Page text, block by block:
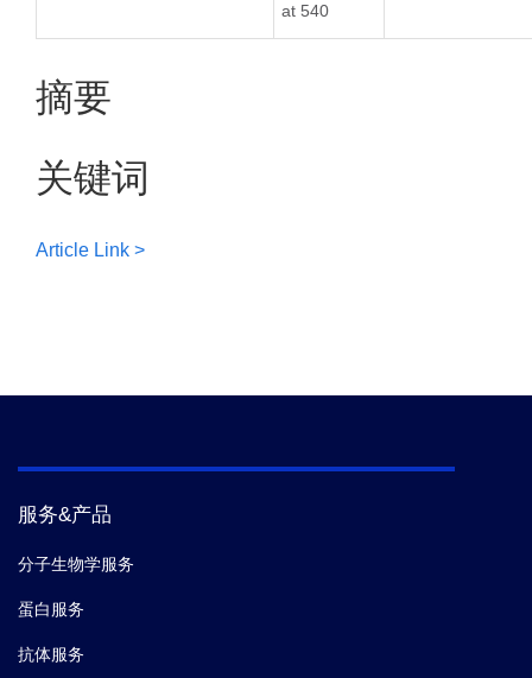
at 540
摘要
关键词
Article Link >
服务&产品
分子生物学服务
蛋白服务
抗体服务